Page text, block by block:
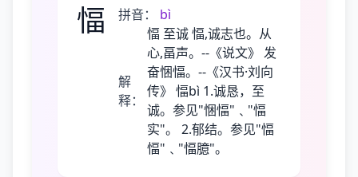
愊
拼音： bì
解
释：
愊 至诚 愊,诚志也。从
心,畐声。--《说文》 发
奋悃愊。--《汉书·刘向
传》 愊bì 1.诚恳，至
诚。参见"悃愊"﹑"愊
实"。 2.郁结。参见"愊
愊"﹑"愊臆"。